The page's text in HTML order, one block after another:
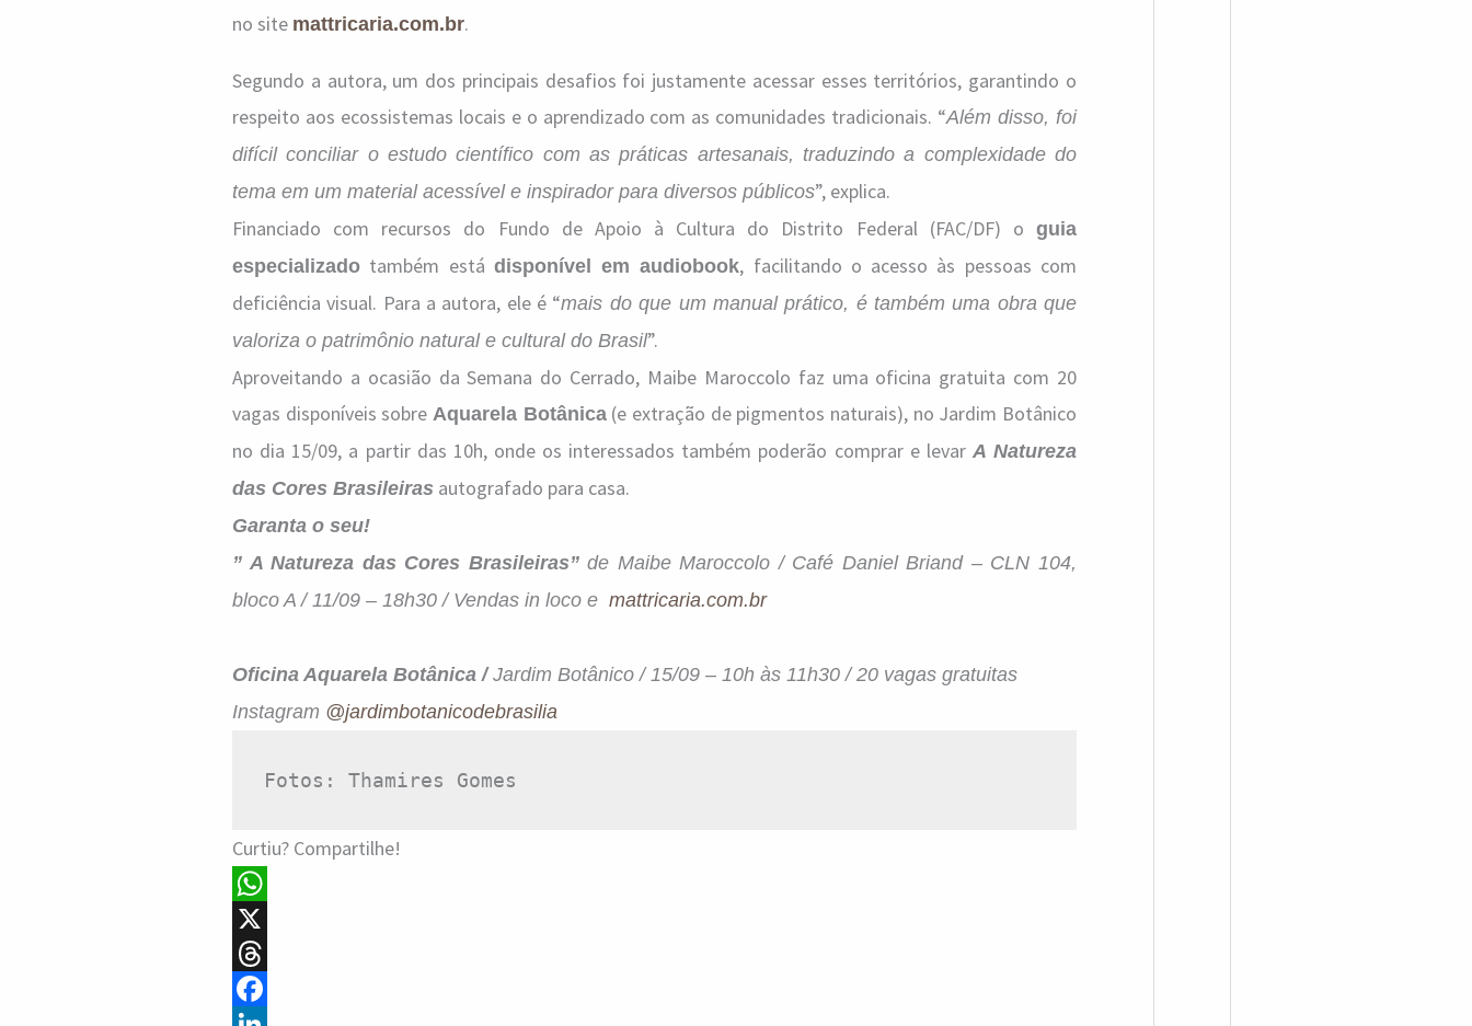
no site mattricaria.com.br.
Segundo a autora, um dos principais desafios foi justamente acessar esses territórios, garantindo o
respeito aos ecossistemas locais e o aprendizado com as comunidades tradicionais. “Além disso, foi
difícil conciliar o estudo científico com as práticas artesanais, traduzindo a complexidade do
tema em um material acessível e inspirador para diversos públicos”, explica.
Financiado com recursos do Fundo de Apoio à Cultura do Distrito Federal (FAC/DF) o guia
especializado também está disponível em audiobook, facilitando o acesso às pessoas com
deficiência visual. Para a autora, ele é “mais do que um manual prático, é também uma obra que
valoriza o patrimônio natural e cultural do Brasil”.
Aproveitando a ocasião da Semana do Cerrado, Maibe Maroccolo faz uma oficina gratuita com 20
vagas disponíveis sobre Aquarela Botânica(e extração de pigmentos naturais), no Jardim Botânico
no dia 15/09, a partir das 10h, onde os interessados também poderão comprar e levar A Natureza
das Cores Brasileiras autografado para casa.
Garanta o seu!
” A Natureza das Cores Brasileiras”de Maibe Maroccolo / Café Daniel Briand – CLN 104,
bloco A / 11/09 – 18h30 / Vendas in loco e mattricaria.com.br
Oficina Aquarela Botânica /Jardim Botânico / 15/09 – 10h às 11h30 / 20 vagas gratuitas
Instagram @jardimbotanicodebrasilia
Fotos: Thamires Gomes
Curtiu? Compartilhe!
W
h
a
X
T